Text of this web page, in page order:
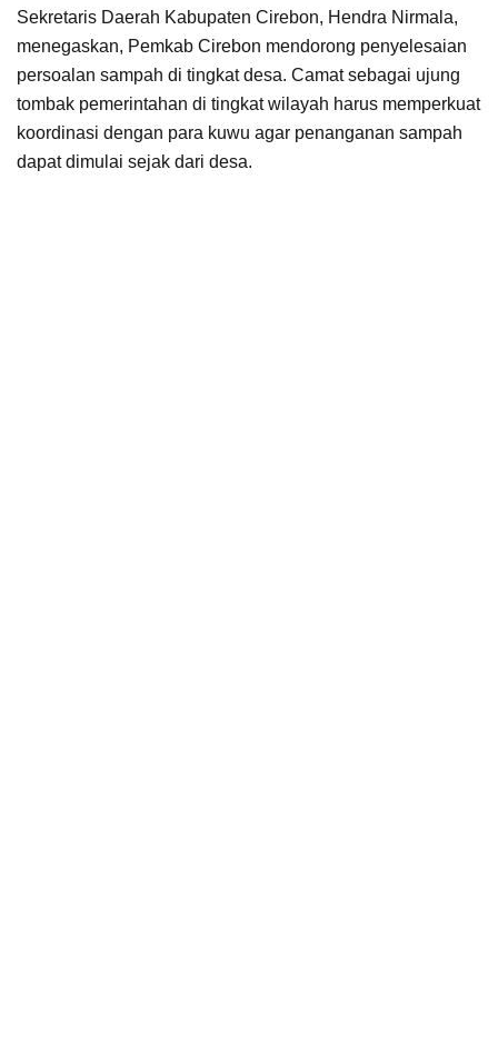
Sekretaris Daerah Kabupaten Cirebon, Hendra Nirmala,
menegaskan, Pemkab Cirebon mendorong penyelesaian
persoalan sampah di tingkat desa. Camat sebagai ujung
tombak pemerintahan di tingkat wilayah harus memperkuat
koordinasi dengan para kuwu agar penanganan sampah
dapat dimulai sejak dari desa.